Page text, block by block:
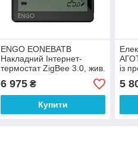
ENGO EONEBATB
Накладний Інтернет-
термостат ZigBee 3.0, жив.
Li-ion 3,7V (чорний)
6 975₴
Купити
із
5